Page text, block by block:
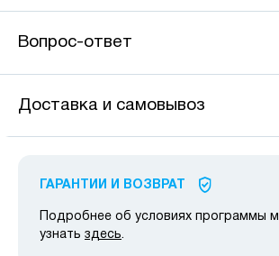
Вопрос-ответ
Доставка и самовывоз
ГАРАНТИИ И ВОЗВРАТ
Подробнее об условиях программы
узнать здесь